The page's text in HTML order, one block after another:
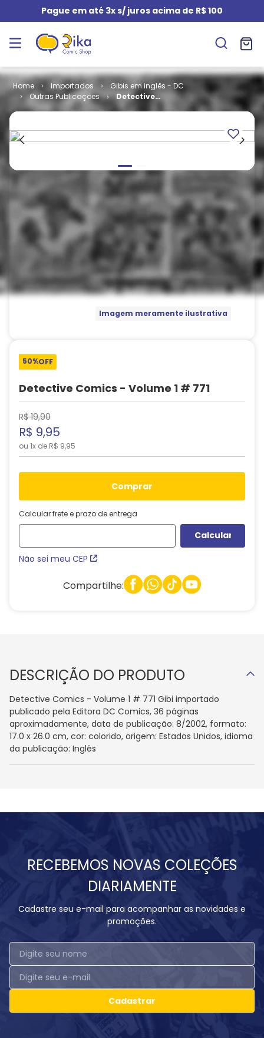
Pague em até 3x s/ juros acima de R$ 100
Importados
Gibis em inglês - DC
Outras Publicações
Detective
Comics -
Imagem meramente ilustrativa
50%OFF
Detective Comics - Volume 1 # 771
R$ 19,90
R$ 9,95
ou 1x de R$ 9,95
comprar
Calcular frete e prazo de entrega
Não sei meu CEP
Compartilhe:
DESCRIÇÃO DO PRODUTO
Detective Comics - Volume 1 # 771 Gibi importado
publicado pela Editora DC Comics, 36 páginas
aproximadamente, data de publicação: 8/2002, formato:
17.0 x 26.0 cm, cor: colorido, origem: Estados Unidos, idioma
da publicação: Inglês
RECEBEMOS NOVAS COLEÇÕES
DIARIAMENTE
Cadastre seu e-mail para acompanhar as novidades e
promoções.
Cadastrar